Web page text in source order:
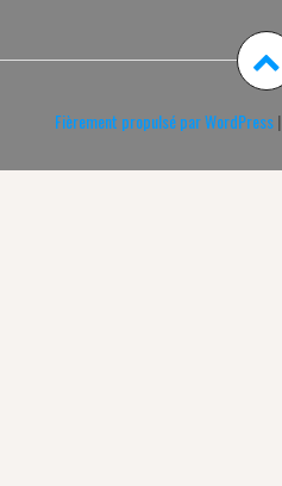
Fièrement propulsé par WordPress|